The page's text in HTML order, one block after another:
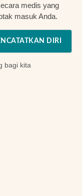
medis yang
masuk Anda.
DIRI
bagi kita